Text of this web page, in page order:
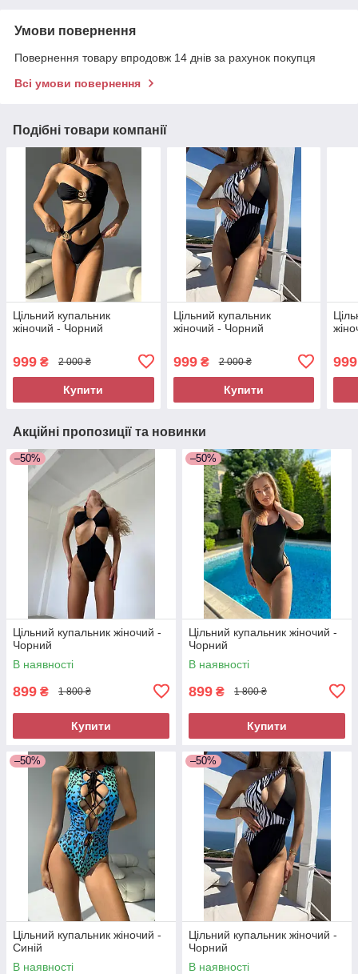
Умови повернення
Повернення товару впродовж 14 днів за рахунок покупця
Всі умови повернення
Подібні товари компанії
Цільний купальник
жіночий - Чорний
999 ₴ 2 000 ₴
Купити
Цільний купальник
жіночий - Чорний
999₴ 2 000 ₴
Купити
999
Акційні пропозиції та новинки
–50%
Цільний купальник жіночий -
Чорний
В наявності
899 ₴ 1 800 ₴
Купити
–50%
Цільний купальник жіночий -
Чорний
В наявності
899 ₴ 1 800 ₴
Купити
–50%
Цільний купальник жіночий -
Синій
В наявності
–50%
Цільний купальник жіночий -
Чорний
В наявності